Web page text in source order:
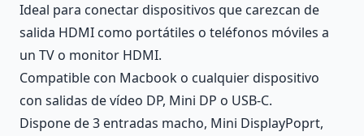
Ideal para conectar dispositivos que carezcan de
salida HDMI como portátiles o teléfonos móviles a
un TV o monitor HDMI.
Compatible con Macbook o cualquier dispositivo
con salidas de vídeo DP, Mini DP o USB-C.
Dispone de 3 entradas macho, Mini DisplayPoprt,